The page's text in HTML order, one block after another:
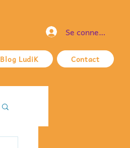
Se connecter
Blog LudiK Contact